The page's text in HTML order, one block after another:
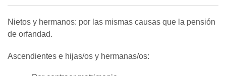
Nietos y hermanos: por las mismas causas que la pensión
de orfandad.
Ascendientes e hijas/os y hermanas/os: